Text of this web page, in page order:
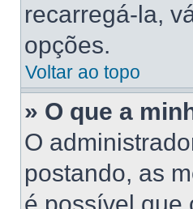
recarregá-la,
opções.
Voltar ao topo
» O que a
O
postando, as